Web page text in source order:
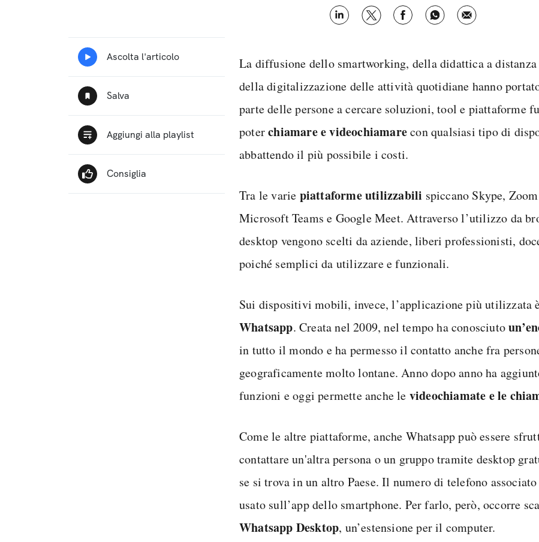
La diffusione dello smartworking, della didattica a distanza
della digitalizzazione delle attività quotidiane hanno
parte delle persone a cercare soluzioni, tool e piattaforme
poterchiamare e videochiamarecon qualsiasi tipo di
abbattendo il più possibile i costi.
Tra le varie piattaforme utilizzabili spiccano Skype,
Microsoft Teams e Google Meet. Attraverso l’utilizzo da
desktop vengono scelti da aziende, liberi professionisti,
poiché semplici da utilizzare e funzionali.
Sui dispositivi mobili, invece, l’applicazione più utilizzata
Whatsapp. Creata nel 2009, nel tempo ha conosciuto
in tutto il mondo e ha permesso il contatto anche fra
geograficamente molto lontane. Anno dopo anno ha
funzioni e oggi permette anche le videochiamate e le
Come le altre piattaforme, anche Whatsapp può essere
contattare un'altra persona o un gruppo tramite desktop
se si trova in un altro Paese. Il numero di telefono associato
usato sull’app dello smartphone. Per farlo, però, occorre
Whatsapp Desktop, un’estensione per il computer.